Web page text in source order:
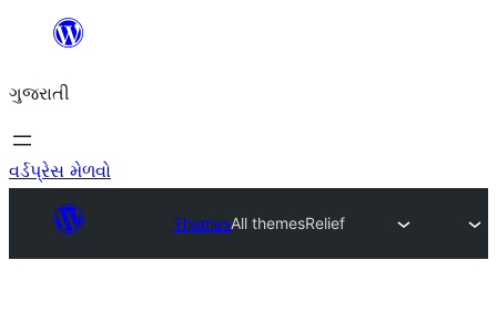
કંટેન્ટ(લખાણ)
જાઓ
ગુજરાતી
વર્ડપ્રેસ મેળવો
ThemesAll themesRelief